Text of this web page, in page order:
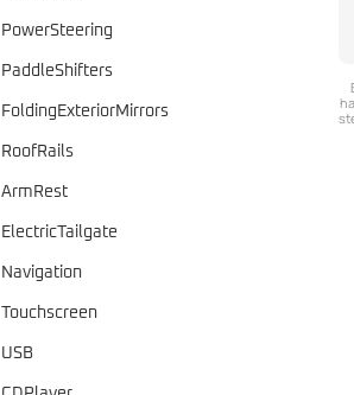
PowerSteering
PaddleShifters
FoldingExteriorMirrors
RoofRails
ArmRest
ElectricTailgate
Navigation
Touchscreen
USB